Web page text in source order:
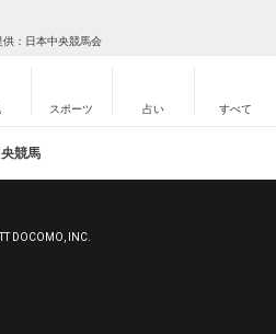
供：日本中央競馬会
スポーツ 占い すべて
競馬
DOCOMO, INC.